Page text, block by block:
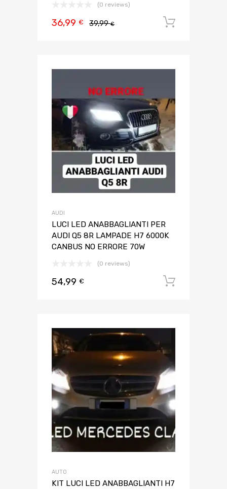
(0 reviews)
39,99€
36,99 €
AUDI
LUCI LED ANABBAGLIANTI PER
AUDI Q5 8R LAMPADE H7 6000K
CANBUS NO ERRORE 70W
(0 reviews)
54,99 €
AUTO
KIT LUCI LED ANABBAGLIANTI H7